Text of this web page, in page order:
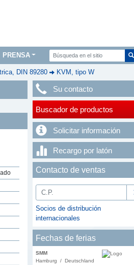
PRENSA
DIN 89280 KVM, tipo W
Su contacto
Buscador de productos
Solicitar información
Recargo por latón
Contacto de ventas
Socios de distribución
internacionales
Fechas de ferias
SMM
Hamburg / Deutschland